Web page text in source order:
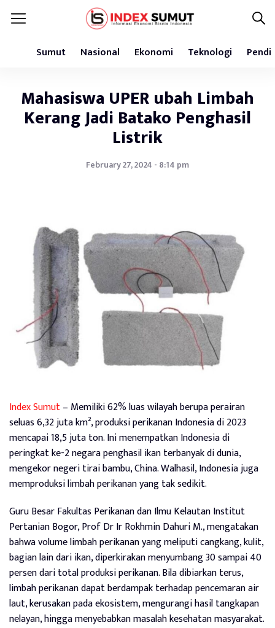
Sumut Nasional Ekonomi Teknologi
Mahasiswa UPER ubah Limbah
Kerang Jadi Batako Penghasil
Listrik
February 27, 2024 - 8:14 pm
Index Sumut– Memiliki 62% luas wilayah berupa perairan
seluas 6,32 juta km², produksi perikanan Indonesia di 2023
mencapai 18,5 juta ton. Ini menempatkan Indonesia di
peringkat ke-2 negara penghasil ikan terbanyak di dunia,
mengekor negeri tirai bambu, China. Walhasil, Indonesia juga
memproduksi limbah perikanan yang tak sedikit.
Guru Besar Fakultas Perikanan dan Ilmu Kelautan Institut
Pertanian Bogor, Prof Dr Ir Rokhmin Dahuri M., mengatakan
bahwa volume limbah perikanan yang meliputi cangkang, kulit,
bagian lain dari ikan, diperkirakan menyumbang 30 sampai 40
persen dari total produksi perikanan. Bila dibiarkan terus,
limbah perikanan dapat berdampak terhadap pencemaran air
laut, kerusakan pada ekosistem, mengurangi hasil tangkapan
nelayan, hingga menyebabkan masalah kesehatan masyarakat.